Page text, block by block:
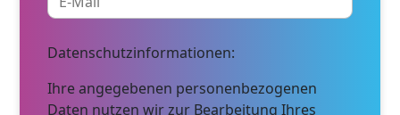
Datenschutzinformationen:
Ihre angegebenen personenbezogenen
Daten nutzen wir zur Bearbeitung Ihres